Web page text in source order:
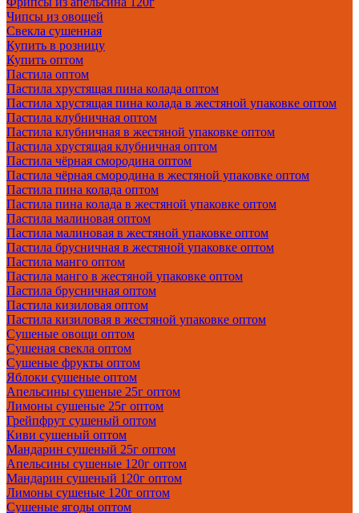
Чипсы из овощей
Свекла сушенная
Купить в розницу
Купить оптом
Пастила оптом
Пастила хрустящая пина колада оптом
Пастила хрустящая пина колада в жестяной упаковке оптом
Пастила клубничная оптом
Пастила клубничная в жестяной упаковке оптом
Пастила хрустящая клубничная оптом
Пастила чёрная смородина оптом
Пастила чёрная смородина в жестяной упаковке оптом
Пастила пина колада оптом
Пастила пина колада в жестяной упаковке оптом
Пастила малиновая оптом
Пастила малиновая в жестяной упаковке оптом
Пастила брусничная в жестяной упаковке оптом
Пастила манго оптом
Пастила манго в жестяной упаковке оптом
Пастила брусничная оптом
Пастила кизиловая оптом
Пастила кизиловая в жестяной упаковке оптом
Сушеные овощи оптом
Сушеная свекла оптом
Сушеные фрукты оптом
Яблоки сушеные оптом
Апельсины сушеные 25г оптом
Лимоны сушеные 25г оптом
Грейпфрут сушеный оптом
Киви сушеный оптом
Мандарин сушеный 25г оптом
Апельсины сушеные 120г оптом
Мандарин сушеный 120г оптом
Лимоны сушеные 120г оптом
Сушеные ягоды оптом